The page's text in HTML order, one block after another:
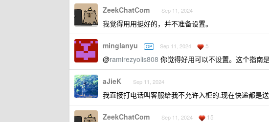
ZeekChatCom Sep 11, 2024
我觉得用用挺好的，并不准备设置。
minglanyu OP Sep 11, 2024 5
@ramirezyolis808 你觉得好用可以不设置。这个指南
aJieK Sep 11, 2024
我直接打电话叫客服给我不允许入柜的.现在快递都是
ZeekChatCom Sep 11, 2024 15